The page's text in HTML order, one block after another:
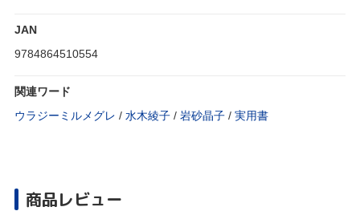
JAN
9784864510554
関連ワード
ウラジーミルメグレ / 水木綾子 / 岩砂晶子 / 実用書
商品レビュー